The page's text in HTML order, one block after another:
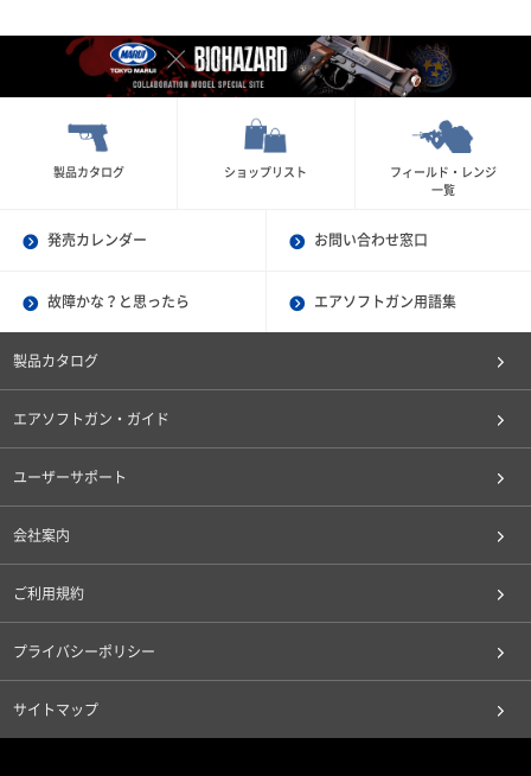
製品カタログ ショップリスト
フィールド・レンジ
一覧
発売カレンダー お問い合わせ窓口
故障かな？と思ったら エアソフトガン用語集
製品カタログ
エアソフトガン・ガイド
ユーザーサポート
会社案内
ご利用規約
プライバシーポリシー
サイトマップ